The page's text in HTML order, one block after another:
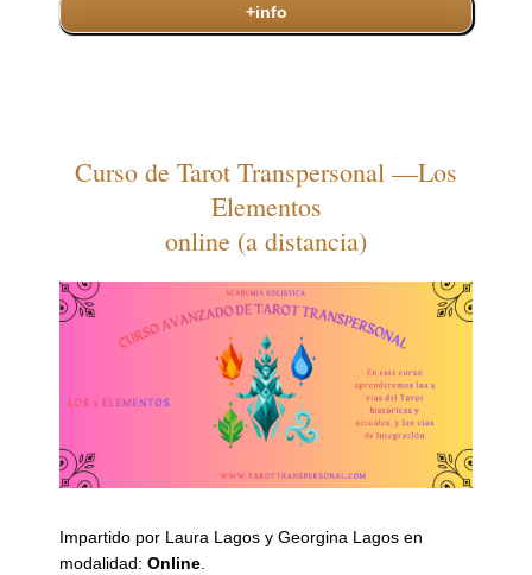
+info
Curso de Tarot Transpersonal —Los
Elementos
online (a distancia)
Impartido por Laura Lagos y Georgina Lagos en
modalidad: Online